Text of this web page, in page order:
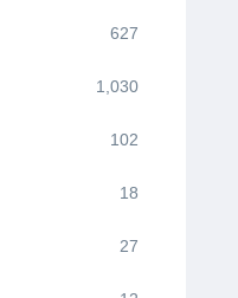
627
1,030
102
18
27